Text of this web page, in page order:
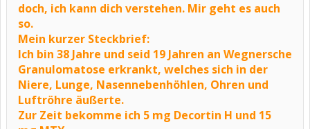
doch, ich kann dich verstehen. Mir geht es auch
so.
Mein kurzer Steckbrief:
Ich bin 38 Jahre und seid 19 Jahren an Wegnersche
Granulomatose erkrankt, welches sich in der
Niere, Lunge, Nasennebenhöhlen, Ohren und
Luftröhre äußerte.
Zur Zeit bekomme ich 5 mg Decortin H und 15